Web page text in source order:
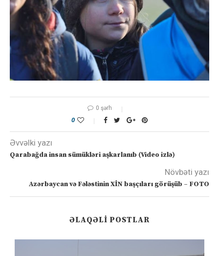
0 şərh
0
Əvvəlki yazı
Qarabağda insan sümükləri aşkarlanıb (Video izlə)
Növbəti yazı
Azərbaycan və Fələstinin XİN başçıları görüşüb – FOTO
ƏLAQƏLI POSTLAR